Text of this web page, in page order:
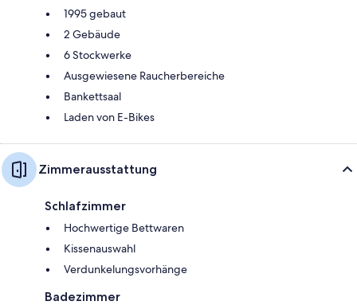
1995 gebaut
2 Gebäude
6 Stockwerke
Ausgewiesene Raucherbereiche
Bankettsaal
Laden von E-Bikes
Zimmerausstattung
Schlafzimmer
Hochwertige Bettwaren
Kissenauswahl
Verdunkelungsvorhänge
Badezimmer